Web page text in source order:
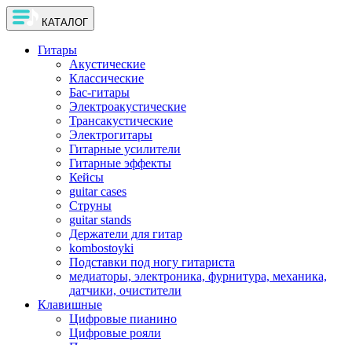
КАТАЛОГ
Гитары
Акустические
Классические
Бас-гитары
Электроакустические
Трансакустические
Электрогитары
Гитарные усилители
Гитарные эффекты
Кейсы
guitar cases
Струны
guitar stands
Держатели для гитар
kombostoyki
Подставки под ногу гитариста
медиаторы, электроника, фурнитура, механика,
датчики, очистители
Клавишные
Цифровые пианино
Цифровые рояли